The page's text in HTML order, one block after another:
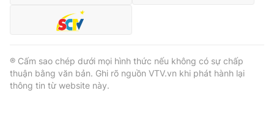
® Cấm sao chép dưới mọi hình thức nếu không có sự chấp
thuận bằng văn bản. Ghi rõ nguồn VTV.vn khi phát hành lại
thông tin từ website này.